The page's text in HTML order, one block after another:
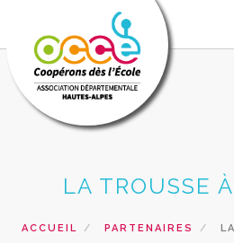
LA TROUSSE
ACCUEIL PARTENAIRES